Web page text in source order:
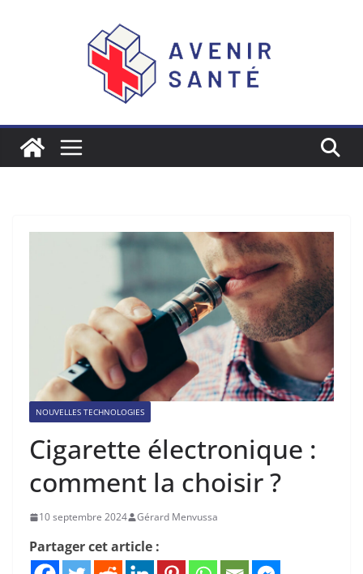
NOUVELLES TECHNOLOGIES
Cigarette électronique :
comment la choisir ?
10 septembre 2024 Gérard Menvussa
Partager cet article :